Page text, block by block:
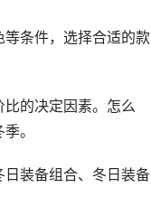
条件，选择合适的款
的决定因素。怎么
。
装备组合、冬日装备